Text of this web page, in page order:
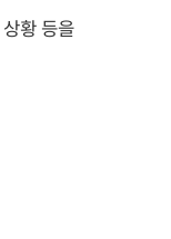
황 등을